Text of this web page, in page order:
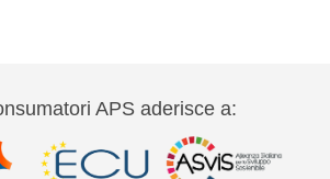
APS aderisce a: